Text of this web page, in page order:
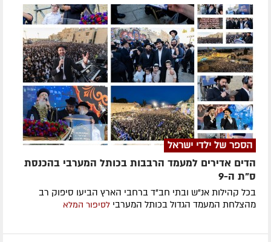
הספר של ילדי ישראל
הדים אדירים למעמד הרבבות בכותל המערבי בהכנסת
ס"ת ה-9
בכל קהילות אנ"ש ובתי חב"ד ברחבי הארץ הביעו סיפוק רב
מהצלחת המעמד הגדול בכותל המערבי לסיפור המלא